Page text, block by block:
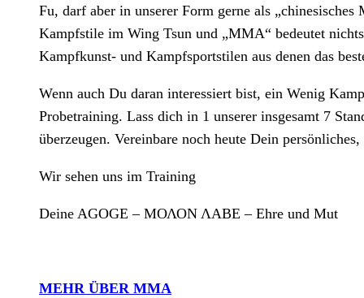
Fu, darf aber in unserer Form gerne als
Kampfstile im Wing Tsun und „MMA“ bedeutet
Kampfkunst- und Kampfsportstilen aus denen das
Wenn auch Du daran interessiert bist, ein Wenig
Probetraining. Lass dich in 1 unserer insgesamt 7
überzeugen. Vereinbare noch heute Dein
Wir sehen uns im Training
Deine AGOGE – ΜΟΛΟΝ ΛΑΒΕ – Ehre und Mut
MEHR ÜBER MMA